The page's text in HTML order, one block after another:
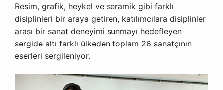
Resim, grafik, heykel ve seramik gibi farklı
disiplinleri bir araya getiren, katılımcılara disiplinler
arası bir sanat deneyimi sunmayı hedefleyen
sergide altı farklı ülkeden toplam 26 sanatçının
eserleri sergileniyor.